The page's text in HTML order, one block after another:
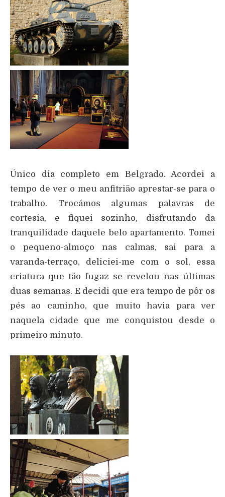
Único dia completo em Belgrado. Acordei a
tempo de ver o meu anfitrião aprestar-se para o
trabalho. Trocámos algumas palavras de
cortesia, e fiquei sozinho, disfrutando da
tranquilidade daquele belo apartamento. Tomei
o pequeno-almoço nas calmas, sai para a
varanda-terraço, deliciei-me com o sol, essa
criatura que tão fugaz se revelou nas últimas
duas semanas. E decidi que era tempo de pôr os
pés ao caminho, que muito havia para ver
naquela cidade que me conquistou desde o
primeiro minuto.